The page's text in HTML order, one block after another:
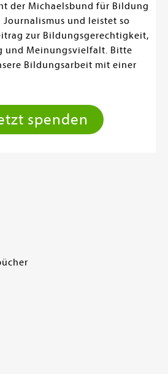
der Michaelsbund für Bildung
und leistet so
zur Bildungsgerechtigkeit,
und Meinungsvielfalt. Bitte
Bildungsarbeit mit einer
spenden